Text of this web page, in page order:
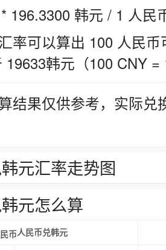
196.3300 韩元 / 1 人民
率可以算出 100 人民
19633韩元（100 CNY =
结果仅供参考，实际
元汇率走势图
元怎么算
人民币兑韩元